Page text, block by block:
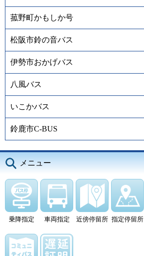
菰野町かもしか号
松阪市鈴の音バス
伊勢市おかげバス
八風バス
いこかバス
鈴鹿市C-BUS
メニュー
乗降指定 車両指定 近傍停留所 指定停留所